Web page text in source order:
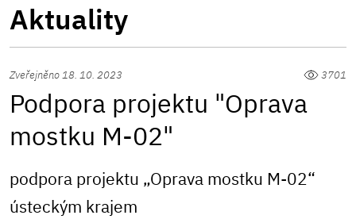
Aktuality
Zveřejněno 18. 10. 2023 3701
Podpora projektu "Oprava
mostku M-02"
podpora projektu „Oprava mostku M-02“
ústeckým krajem